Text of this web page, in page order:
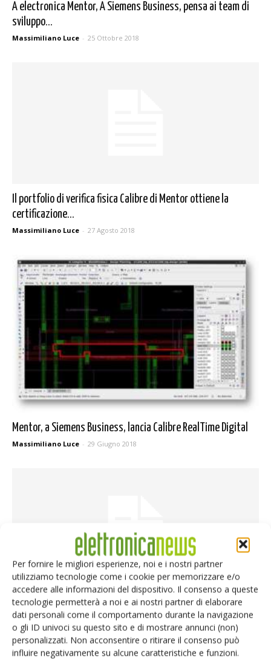
Per fornire le migliori esperienze, noi e i nostri partner
utilizziamo tecnologie come i cookie per memorizzare e/o
accedere alle informazioni del dispositivo. Il consenso a queste
tecnologie permetterà a noi e ai nostri partner di elaborare
dati personali come il comportamento durante la navigazione
o gli ID univoci su questo sito e di mostrare annunci (non)
personalizzati. Non acconsentire o ritirare il consenso può
influire negativamente su alcune caratteristiche e funzioni.
A electronica Mentor, A Siemens Business, pensa ai team di
sviluppo...
Massimiliano Luce - 25 Ottobre 2018
Il portfolio di verifica fisica Calibre di Mentor ottiene la
certificazione...
Massimiliano Luce - 27 Agosto 2018
Mentor, a Siemens Business, lancia Calibre RealTime Digital
Massimiliano Luce - 29 Giugno 2018
JAC sceglie “Capital Publisher” di Mentor per migliorare i
servizi
Massimiliano Luce - 14 Maggio 2018